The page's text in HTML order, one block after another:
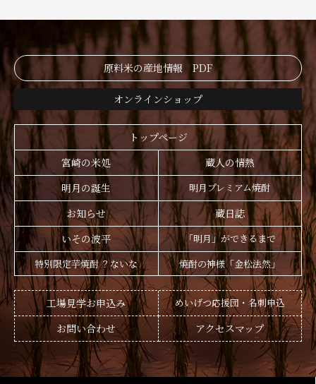
原料米の産地情報 PDF
オンラインショップ
トップページ
宮崎の米処
蔵人の情熱
明月の誕生
明月プレミアム焼酎
お知らせ
蔵日誌
いその波平
「明月」ができるまで
特別限定芋焼酎 ？ないな
焼酎の神様「金松法然」
工場見学お申込み めいげつ応援団・名刺申込
お問い合わせ アクセスマップ